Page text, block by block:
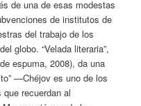
de una de esas modestas
de institutos de
del trabajo de los
globo. “Velada literaria”,
espuma, 2008), da una
—Chéjov es uno de los
recuerdan al